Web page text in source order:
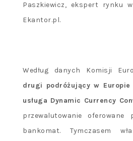
Paszkiewicz, ekspert rynku
Ekantor.pl.
Według danych Komisji
drugi podróżujący w
usługa Dynamic Currency
przewalutowanie
bankomat. Tymczasem